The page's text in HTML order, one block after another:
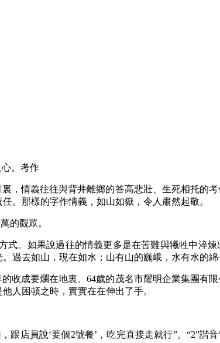
。考作
情義往往與背井離鄉的答高悲壯、生死相托的考
。那樣的字作情義，如山如嶽，令人肅然起敬。
的觀眾。
。如果說過往的情義更多是在苦難與犧牲中淬煉
過去如山，現在如水；山有山的巍峨，水有水的綿
成要爛在地裏。64歲的茂名市耀明企業集團有限
人困頓之時，實實在在伸出了手。
店員說‘要個2號餐’，吃完直接走就行”。“2”諧音